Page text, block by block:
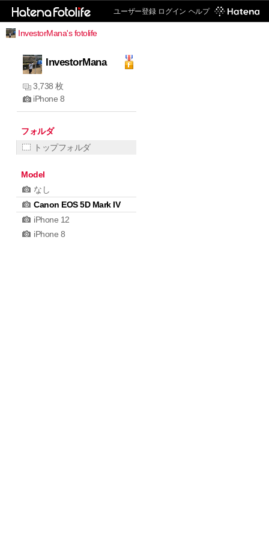
ユーザー登録 ログイン ヘルプ
InvestorMana's fotolife
InvestorMana
3,738 枚
iPhone 8
フォルダ
トップフォルダ
Model
なし
Canon EOS 5D Mark IV
iPhone 12
iPhone 8